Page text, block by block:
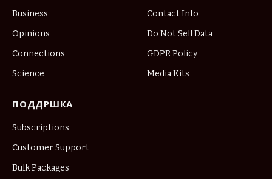
Business
Opinions
Connections
Science
Contact Info
Do Not Sell Data
GDPR Policy
Media Kits
ПОДДРШКА
Subscriptions
Customer Support
Bulk Packages